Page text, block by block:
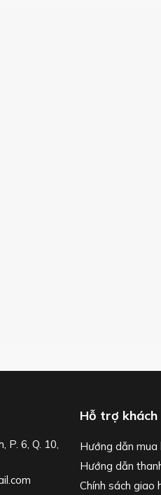
P. 6, Q. 10,
Hỗ trợ khách
Hướng dẫn mua
Hướng dẫn
Chính sách giao